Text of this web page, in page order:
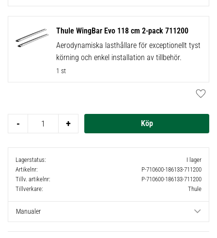
Thule WingBar Evo 118 cm 2-pack 711200
Aerodynamiska lasthållare för exceptionellt tyst
körning och enkel installation av tillbehör.
1 st
+
-
Lagerstatus
I lager
Artikelnr
P-710600-186133-711200
Tillv. artikelnr
P-710600-186133-711200
Tillverkare
Thule
Manualer